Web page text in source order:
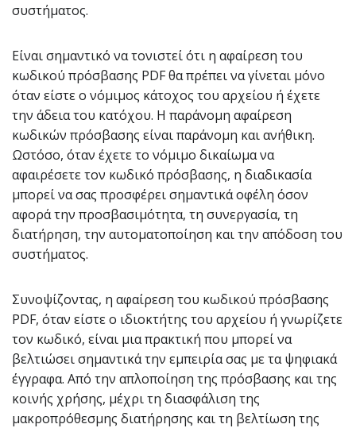
συστήματος.
Είναι σημαντικό να τονιστεί ότι η αφαίρεση του
κωδικού πρόσβασης PDF θα πρέπει να γίνεται μόνο
όταν είστε ο νόμιμος κάτοχος του αρχείου ή έχετε
την άδεια του κατόχου. Η παράνομη αφαίρεση
κωδικών πρόσβασης είναι παράνομη και ανήθικη.
Ωστόσο, όταν έχετε το νόμιμο δικαίωμα να
αφαιρέσετε τον κωδικό πρόσβασης, η διαδικασία
μπορεί να σας προσφέρει σημαντικά οφέλη όσον
αφορά την προσβασιμότητα, τη συνεργασία, τη
διατήρηση, την αυτοματοποίηση και την απόδοση του
συστήματος.
Συνοψίζοντας, η αφαίρεση του κωδικού πρόσβασης
PDF, όταν είστε ο ιδιοκτήτης του αρχείου ή γνωρίζετε
τον κωδικό, είναι μια πρακτική που μπορεί να
βελτιώσει σημαντικά την εμπειρία σας με τα ψηφιακά
έγγραφα. Από την απλοποίηση της πρόσβασης και της
κοινής χρήσης, μέχρι τη διασφάλιση της
μακροπρόθεσμης διατήρησης και τη βελτίωση της